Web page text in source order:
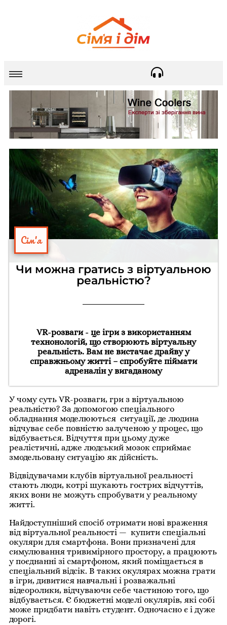
Сім'я
Чи можна гратись з віртуальною
реальністю?
VR-розваги - це ігри з використанням
технонологій, що створюють віртуальну
реальність. Вам не вистачає драйву у
справжньому житті – спробуйте піймати
адреналін у вигаданому
У чому суть VR-розваги, гри з віртуальною
реальністю? За допомогою спеціального
обладнання моделюються ситуації, де людина
відчуває себе повністю залученою у процес, що
відбувається. Відчуття при цьому дуже
реалістичні, адже людський мозок сприймає
змодельовану ситуацію як дійсність.
Відвідувачами клубів віртуальної реальності
стають люди, котрі шукають гострих відчуттів,
яких вони не можуть спробувати у реальному
житті.
Найдоступніший спосіб отримати нові враження
від віртуальної реальності — купити спеціальні
окуляри для смартфона. Вони призначені для
симулювання тривимірного простору, а працюють
у поєднанні зі смартфоном, який поміщається в
спеціальний відсік. В таких окулярах можна грати
в ігри, дивитися навчальні і розважальні
відеоролики, відчуваючи себе частиною того, що
відбувається. Є бюджетні моделі окулярів, які собі
може придбати навіть студент. Одночасно є і дуже
дорогі.